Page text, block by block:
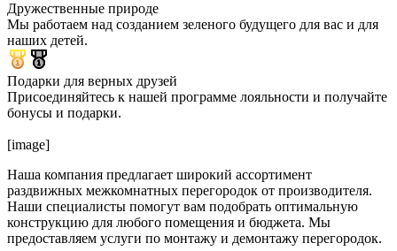
Дружественные природе
Мы работаем над созданием зеленого будущего для вас и для
наших детей.
Подарки для верных друзей
Присоединяйтесь к нашей программе лояльности и получайте
бонусы и подарки.
[image]
Наша компания предлагает широкий ассортимент
раздвижных межкомнатных перегородок от производителя.
Наши специалисты помогут вам подобрать оптимальную
конструкцию для любого помещения и бюджета. Мы
предоставляем услуги по монтажу и демонтажу перегородок.